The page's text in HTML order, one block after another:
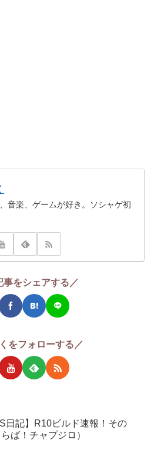
音楽、ゲームが好き。ソシャゲ初
事をシェアする／
をフォローする／
日記】R10ビルド速報！その
ば！チャプジロ）